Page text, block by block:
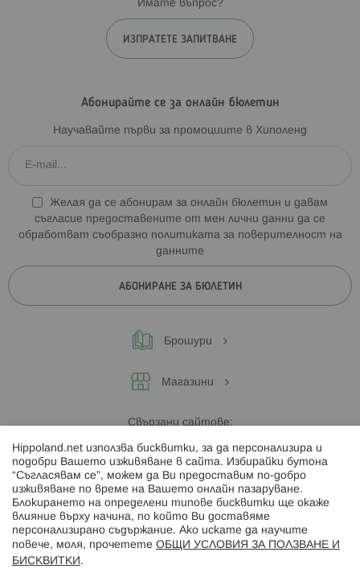
Имате въпрос?
ИЗПРАТЕТЕ ЗАПИТВАНЕ
Абонирайте се за онлайн бюлетин
Научавайте първи за промоциите в Хиполенд
Желая да се абонирам за онлайн бюлетин и давам
съгласие предоставените от мен лични данни да се
обработват съобразно политиката за поверителност на
данните
АБОНИРАНЕ ЗА БЮЛЕТИН
Брошури
Магазини
Свързани сайтове:
Hippoland.ro
Последвайте ни:
Hippoland.net използва бисквитки, за да персонализира и
подобри Вашето изживяване в сайта. Избирайки бутона
“Съгласявам се”, можем да Ви предоставим по-добро
изживяване по време на Вашето онлайн пазаруване.
Блокирането на определени типове бисквитки ще окаже
влияние върху начина, по който Ви доставяме
персонализирано съдържание. Ако искате да научите
повече, моля, прочетете ОБЩИ УСЛОВИЯ ЗА ПОЛЗВАНЕ И
БИСКВИТКИ .